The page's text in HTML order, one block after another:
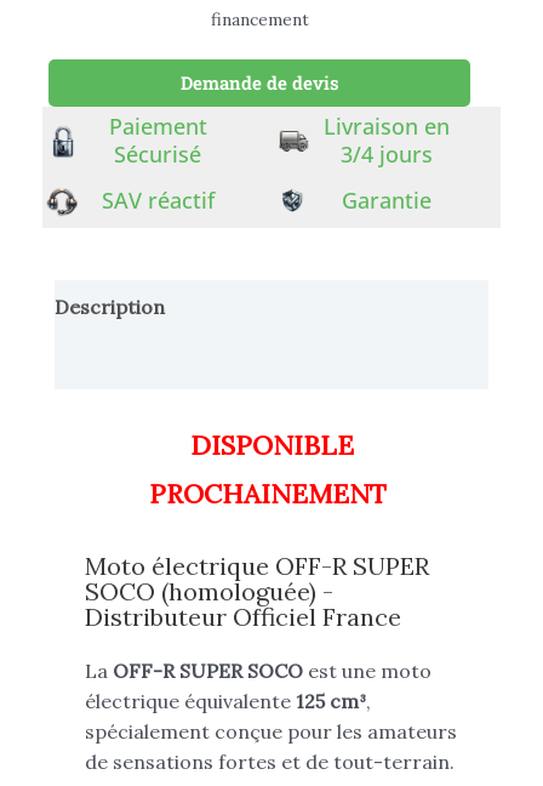
financement
Demande de devis
Paiement
Sécurisé
Livraison en
3/4 jours
SAV réactif
Garantie
Description
DISPONIBLE
PROCHAINEMENT
Moto électrique OFF-R SUPER
SOCO (homologuée) -
Distributeur Officiel France
La OFF-R SUPER SOCO est une moto
électrique équivalente 125 cm³,
spécialement conçue pour les amateurs
de sensations fortes et de tout-terrain.